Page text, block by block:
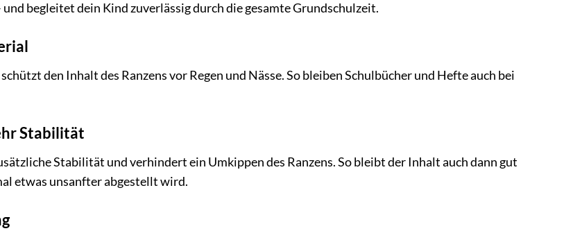
begleitet dein Kind zuverlässig durch die gesamte Grundschulzeit.
den Inhalt des Ranzens vor Regen und Nässe. So bleiben Schulbücher und Hefte auch bei
Stabilität
Stabilität und verhindert ein Umkippen des Ranzens. So bleibt der Inhalt auch dann gut
etwas unsanfter abgestellt wird.